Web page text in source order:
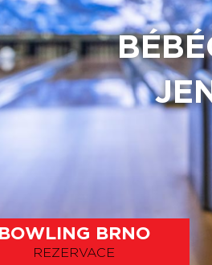
BOWLING BRNO
REZERVACE